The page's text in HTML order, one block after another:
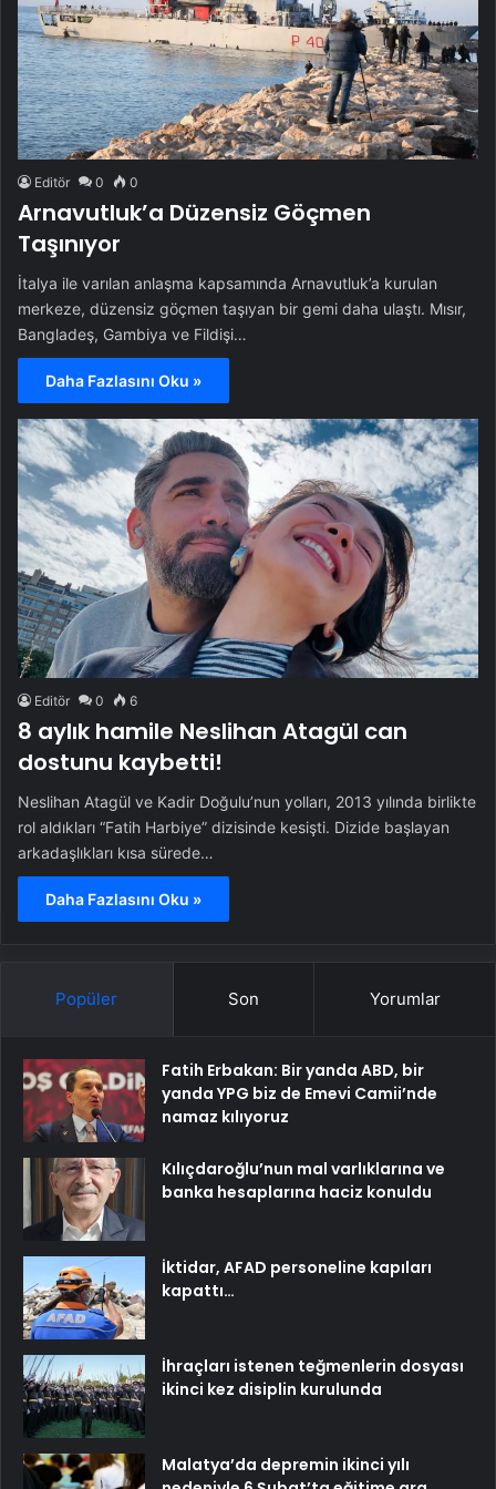
Editör 0 0
Arnavutluk’a Düzensiz Göçmen
Taşınıyor
İtalya ile varılan anlaşma kapsamında Arnavutluk’a kurulan
merkeze, düzensiz göçmen taşıyan bir gemi daha ulaştı. Mısır,
Bangladeş, Gambiya ve Fildişi…
Daha Fazlasını Oku »
Editör 0 6
8 aylık hamile Neslihan Atagül can
dostunu kaybetti!
Neslihan Atagül ve Kadir Doğulu’nun yolları, 2013 yılında birlikte
rol aldıkları “Fatih Harbiye” dizisinde kesişti. Dizide başlayan
arkadaşlıkları kısa sürede…
Daha Fazlasını Oku »
Popüler Son Yorumlar
Fatih Erbakan: Bir yanda ABD, bir
yanda YPG biz de Emevi Camii’nde
namaz kılıyoruz
Kılıçdaroğlu’nun mal varlıklarına ve
banka hesaplarına haciz konuldu
İktidar, AFAD personeline kapıları
kapattı…
İhraçları istenen teğmenlerin dosyası
ikinci kez disiplin kurulunda
Malatya’da depremin ikinci yılı